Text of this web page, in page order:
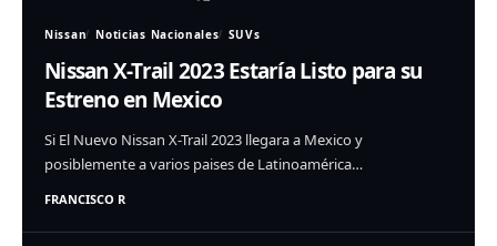
Nissan Noticias Nacionales SUVs
Nissan X-Trail 2023 Estaría Listo para su
Estreno en Mexico
Si El Nuevo Nissan X-Trail 2023 llegara a Mexico y
posiblemente a varios paises de Latinoamérica…
FRANCISCO R